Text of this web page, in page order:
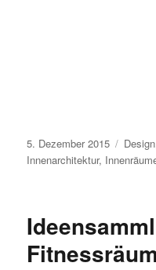
Veröffentlicht
am
5. Dezember 2015 Design
Innenarchitektur,